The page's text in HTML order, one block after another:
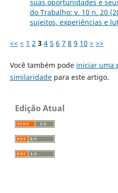
suas oportunidades e
do Trabalho: v. 10 n. 20
sujeitos, experiências e
<< < 1 2 3 4 5 6 7 8 9 10 > >>
Você também pode iniciar uma
similaridadepara este artigo.
Edição Atual